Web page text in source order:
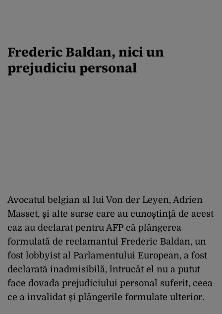
Frederic Baldan, nici un
prejudiciu personal
Avocatul belgian al lui Von der Leyen, Adrien
Masset, şi alte surse care au cunoştinţă de acest
caz au declarat pentru AFP că plângerea
formulată de reclamantul Frederic Baldan, un
fost lobbyist al Parlamentului European, a fost
declarată inadmisibilă, întrucât el nu a putut
face dovada prejudiciului personal suferit, ceea
ce a invalidat şi plângerile formulate ulterior.